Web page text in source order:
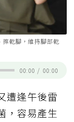
擦乾腳，維持腳部乾
00:00 / 00:00
遭逢午後雷
，容易產生